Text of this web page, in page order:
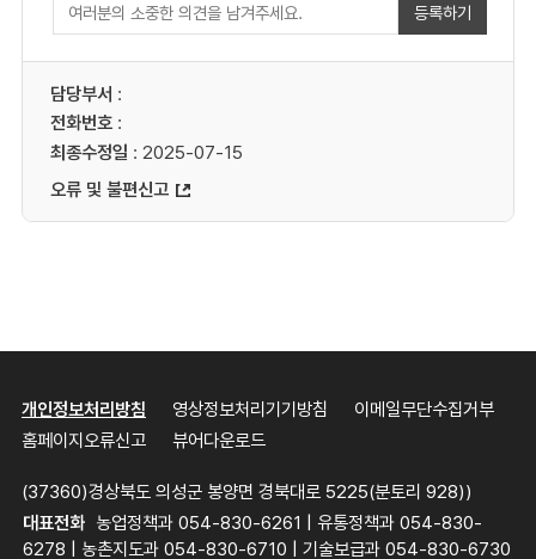
등록하기
담당부서 :
전화번호:
최종수정일 : 2025-07-15
오류 및 불편신고
개인정보처리방침 영상정보처리기기방침
이메일무단수집거부
홈페이지오류신고
뷰어다운로드
(37360)경상북도 의성군 봉양면 경북대로 5225(분토리 928))
대표전화 농업정책과 054-830-6261 | 유통정책과 054-830-
6278 | 농촌지도과 054-830-6710 | 기술보급과 054-830-6730